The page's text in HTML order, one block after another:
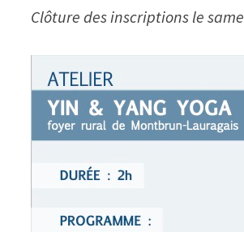
Clôture des inscriptions le